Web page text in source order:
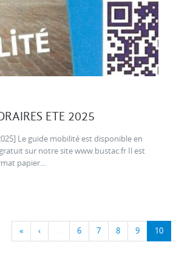
ETE 2025
Le guide mobilité est disponible en
sur notre site www.bustac.fr Il est
papier...
« ‹ … 6 7 8 9 10